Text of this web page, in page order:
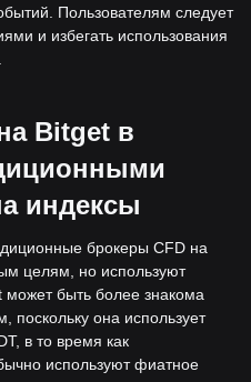
Пользователям следует
и избегать использования
Bitget в
индексы
брокеры CFD на
целям, но используют
может быть более знакома
поскольку она использует
в то время как
используют фиатное